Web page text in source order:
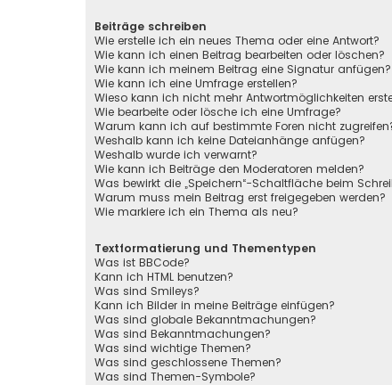
Beiträge schreiben
Wie erstelle ich ein neues Thema oder eine Antwort?
Wie kann ich einen Beitrag bearbeiten oder löschen?
Wie kann ich meinem Beitrag eine Signatur anfügen?
Wie kann ich eine Umfrage erstellen?
Wieso kann ich nicht mehr Antwortmöglichkeiten
Wie bearbeite oder lösche ich eine Umfrage?
Warum kann ich auf bestimmte Foren nicht
Weshalb kann ich keine Dateianhänge anfügen?
Weshalb wurde ich verwarnt?
Wie kann ich Beiträge den Moderatoren melden?
Was bewirkt die „Speichern“-Schaltfläche beim
Warum muss mein Beitrag erst freigegeben werden?
Wie markiere ich ein Thema als neu?
Textformatierung und Thementypen
Was ist BBCode?
Kann ich HTML benutzen?
Was sind Smileys?
Kann ich Bilder in meine Beiträge einfügen?
Was sind globale Bekanntmachungen?
Was sind Bekanntmachungen?
Was sind wichtige Themen?
Was sind geschlossene Themen?
Was sind Themen-Symbole?